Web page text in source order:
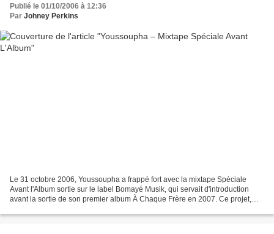
Publié le 01/10/2006 à 12:36
Par Johney Perkins
Le 31 octobre 2006, Youssoupha a frappé fort avec la mixtape Spéciale
Avant l'Album sortie sur le label Bomayé Musik, qui servait d'introduction
avant la sortie de son premier album À Chaque Frère en 2007. Ce projet,